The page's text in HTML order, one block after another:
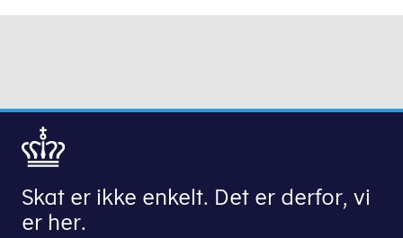
Skat er ikke enkelt. Det er derfor, vi
er her.